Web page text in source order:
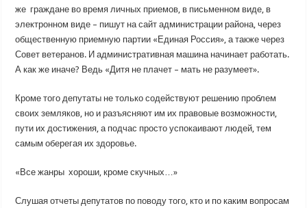
же граждане во время личных приемов, в письменном виде, в
электронном виде – пишут на сайт администрации района, через
общественную приемную партии «Единая Россия», а также через
Совет ветеранов. И административная машина начинает работать.
А как же иначе? Ведь «Дитя не плачет – мать не разумеет».
Кроме того депутаты не только содействуют решению проблем
своих земляков, но и разъясняют им их правовые возможности,
пути их достижения, а подчас просто успокаивают людей, тем
самым оберегая их здоровье.
«Все жанры хороши, кроме скучных…»
Слушая отчеты депутатов по поводу того, кто и по каким вопросам